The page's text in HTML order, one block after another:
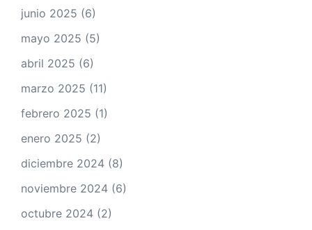
junio 2025 (6)
mayo 2025 (5)
abril 2025 (6)
marzo 2025 (11)
febrero 2025 (1)
enero 2025 (2)
diciembre 2024 (8)
noviembre 2024 (6)
octubre 2024 (2)